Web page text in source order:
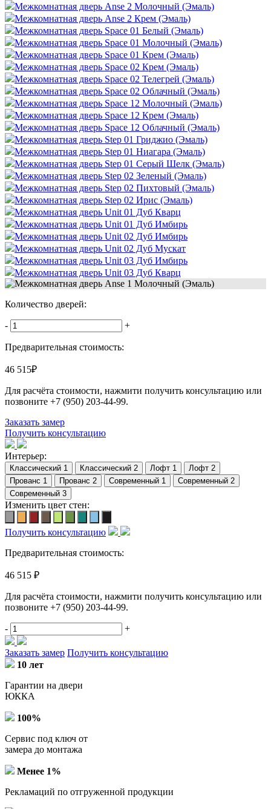
Межкомнатная дверь Anse 2 Молочный (Эмаль)
Межкомнатная дверь Anse 2 Крем (Эмаль)
Межкомнатная дверь Space 01 Белый (Эмаль)
Межкомнатная дверь Space 01 Молочный (Эмаль)
Межкомнатная дверь Space 01 Крем (Эмаль)
Межкомнатная дверь Space 02 Крем (Эмаль)
Межкомнатная дверь Space 02 Телегрей (Эмаль)
Межкомнатная дверь Space 02 Облачный (Эмаль)
Межкомнатная дверь Space 12 Молочный (Эмаль)
Межкомнатная дверь Space 12 Крем (Эмаль)
Межкомнатная дверь Space 12 Облачный (Эмаль)
Межкомнатная дверь Step 01 Гриджио (Эмаль)
Межкомнатная дверь Step 01 Ниагара (Эмаль)
Межкомнатная дверь Step 01 Серый Шелк (Эмаль)
Межкомнатная дверь Step 02 Зеленый (Эмаль)
Межкомнатная дверь Step 02 Пихтовый (Эмаль)
Межкомнатная дверь Step 02 Ирис (Эмаль)
Межкомнатная дверь Unit 01 Дуб Кварц
Межкомнатная дверь Unit 01 Дуб Имбирь
Межкомнатная дверь Unit 02 Дуб Имбирь
Межкомнатная дверь Unit 02 Дуб Мускат
Межкомнатная дверь Unit 03 Дуб Имбирь
Межкомнатная дверь Unit 03 Дуб Кварц
Количество дверей:
- +
Предварительная стоимость:
46 515₽
Для расчёта стоимости, нажмити получить консультацию или
позвоните +7 (950) 203-44-99.
Заказать замер
Получить консультацию
Интерьер:
Изменить цвет стен:
Получить консультацию
Предварительная стоимость:
46 515 ₽
Для расчёта стоимости, нажмити получить консультацию или
позвоните +7 (950) 203-44-99.
- +
Заказать замер Получить консультацию
10 лет
Гарантии на двери
ЮККА
100%
Сервис под ключ от
замера до монтажа
Менее 1%
Рекламаций по отгруженной продукции